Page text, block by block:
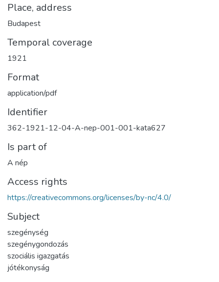
Place, address
Budapest
Temporal coverage
1921
Format
application/pdf
Identifier
362-1921-12-04-A-nep-001-001-kata627
Is part of
A nép
Access rights
https://creativecommons.org/licenses/by-nc/4.0/
Subject
szegénység
szegénygondozás
szociális igazgatás
jótékonyság